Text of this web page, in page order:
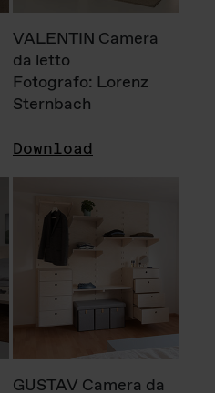
VALENTIN Camera
da letto
Fotografo: Lorenz
Sternbach
Download
GUSTAV Camera da